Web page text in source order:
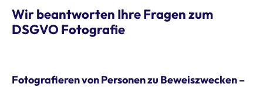
Wir beantworten Ihre Fragen zum
DSGVO Fotografie
Fotografieren von Personen zu Beweiszwecken –